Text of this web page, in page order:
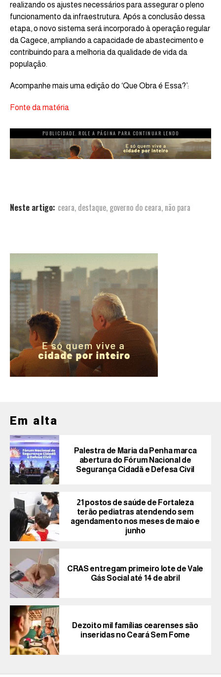
realizando os ajustes necessários para assegurar o pleno
funcionamento da infraestrutura. Após a conclusão dessa
etapa, o novo sistema será incorporado à operação regular
da Cagece, ampliando a capacidade de abastecimento e
contribuindo para a melhoria da qualidade de vida da
população.
Acompanhe mais uma edição do ‘Que Obra é Essa?’:
Fonte da matéria
PUBLICIDADE. ROLE A PÁGINA PARA CONTINUAR LENDO
Neste artigo: ceara, destaque, governo do ceara, não para
Em alta
Palestra de Maria da Penha marca
abertura do Fórum Nacional de
Segurança Cidadã e Defesa Civil
21 postos de saúde de Fortaleza
terão pediatras atendendo sem
agendamento nos meses de maio e
junho
CRAS entregam primeiro lote de Vale
Gás Social até 14 de abril
Dezoito mil famílias cearenses são
inseridas no Ceará Sem Fome